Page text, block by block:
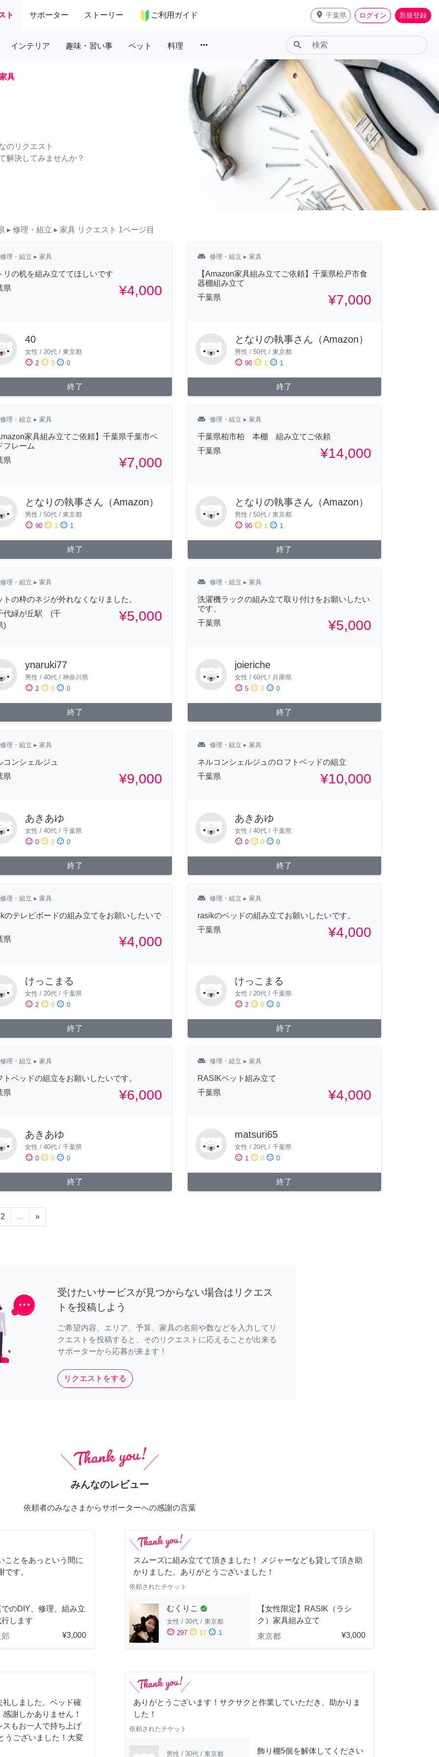
ト サポーター ストーリー ご利用ガイド place 千葉県 ログイン 新規登録
インテリア 趣味・習い事 ペット 料理 more_horiz search
具
のリクエスト
解決してみませんか？
▸ 修理・組立 ▸ 家具 リクエスト 1ページ目
修理・組立 ▸ 家具
リの机を組み立ててほしいです
県
¥4,000
40
女性 / 20代 / 東京都
sentiment_satisfied 2 sentiment_neutral 0 sentiment_dissatisfied 0
終了
weekend 修理・組立 ▸ 家具
【Amazon家具組み立てご依頼】千葉県松戸市食
器棚組み立て
千葉県
¥7,000
となりの執事さん（Amazon）
男性 / 50代/ 東京都
sentiment_satisfied 90 sentiment_neutral 1 sentiment_dissatisfied 1
終了
修理・組立 ▸ 家具
家具組み立てご依頼】千葉県千葉市ベ
フレーム
県
¥7,000
となりの執事さん（Amazon）
男性 / 50代 / 東京都
sentiment_satisfied 90 sentiment_neutral 1 sentiment_dissatisfied 1
終了
weekend 修理・組立 ▸ 家具
千葉県柏市柏 本棚 組み立てご依頼
千葉県
¥14,000
となりの執事さん（Amazon）
男性 / 50代/ 東京都
sentiment_satisfied 90 sentiment_neutral 1 sentiment_dissatisfied 1
終了
修理・組立 ▸ 家具
トの枠のネジが外れなくなりました。
代緑が丘駅 (千
)
¥5,000
ynaruki77
男性 / 40代 / 神奈川県
sentiment_satisfied 2 sentiment_neutral 0 sentiment_dissatisfied 0
終了
weekend 修理・組立 ▸ 家具
洗濯機ラックの組み立て取り付けをお願いしたい
です、
千葉県
¥5,000
joieriche
女性 / 60代/ 兵庫県
sentiment_satisfied 5 sentiment_neutral 0 sentiment_dissatisfied 0
終了
修理・組立 ▸ 家具
コンシェルジュ
県
¥9,000
あきあゆ
女性 / 40代 / 千葉県
sentiment_satisfied 0 sentiment_neutral 0 sentiment_dissatisfied 0
終了
weekend 修理・組立 ▸ 家具
ネルコンシェルジュのロフトベッドの組立
千葉県
¥10,000
あきあゆ
女性 / 40代/ 千葉県
sentiment_satisfied 0 sentiment_neutral 0 sentiment_dissatisfied 0
終了
修理・組立 ▸ 家具
のテレビボードの組み立てをお願いしたいで
県
¥4,000
けっこまる
女性 / 20代 / 千葉県
sentiment_satisfied 2 sentiment_neutral 0 sentiment_dissatisfied 0
終了
weekend 修理・組立 ▸ 家具
rasikのベッドの組み立てお願いしたいです。
千葉県
¥4,000
けっこまる
女性 / 20代/ 千葉県
sentiment_satisfied 2 sentiment_neutral 0 sentiment_dissatisfied 0
終了
修理・組立 ▸ 家具
トベッドの組立をお願いしたいです。
県
¥6,000
あきあゆ
女性 / 40代 / 千葉県
sentiment_satisfied 0 sentiment_neutral 0 sentiment_dissatisfied 0
終了
weekend 修理・組立 ▸ 家具
RASIKベット組み立て
千葉県
¥4,000
matsuri65
女性 / 20代/ 千葉県
sentiment_satisfied 1 sentiment_neutral 0 sentiment_dissatisfied 0
終了
2 ... »
受けたいサービスが見つからない場合はリクエス
トを投稿しよう
ご希望内容、エリア、予算、家具の名前や数などを入力してリ
クエストを投稿すると、そのリクエストに応えることが出来る
サポーターから応募が来ます！
リクエストをする
みんなのレビュー
依頼者のみなさまからサポーターへの感謝の言葉
ことをあっという間に
す。
のDIY、修理、組み立
します
¥3,000
スムーズに組み立てて頂きました！ メジャーなども貸して頂き助
かりました、ありがとうございました！
依頼されたチケット
むくりこ check_circle
女性 / 30代 / 東京都
sentiment_satisfied 297 sentiment_neutral 17 sentiment_dissatisfied 1
【女性限定】RASIK（ラシ
ク）家具組み立て
東京都
¥3,000
しました。ベッド確
謝しかありません！
もお一人で持ち上げ
うございました！大変
ありがとうございます！サクサクと作業していただき、助かりま
した！
依頼されたチケット
男性 / 30代 / 東京都 飾り棚5個を解体してください